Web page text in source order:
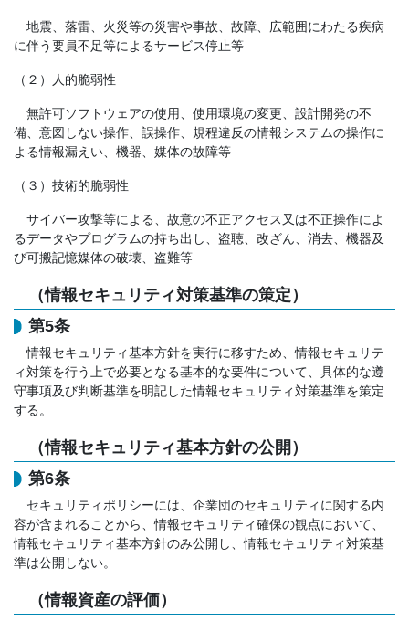
地震、落雷、火災等の災害や事故、故障、広範囲にわたる疾病
に伴う要員不足等によるサービス停止等
（２）人的脆弱性
無許可ソフトウェアの使用、使用環境の変更、設計開発の不
備、意図しない操作、誤操作、規程違反の情報システムの操作に
よる情報漏えい、機器、媒体の故障等
（３）技術的脆弱性
サイバー攻撃等による、故意の不正アクセス又は不正操作によ
るデータやプログラムの持ち出し、盗聴、改ざん、消去、機器及
び可搬記憶媒体の破壊、盗難等
（情報セキュリティ対策基準の策定）
第5条
情報セキュリティ基本方針を実行に移すため、情報セキュリテ
ィ対策を行う上で必要となる基本的な要件について、具体的な遵
守事項及び判断基準を明記した情報セキュリティ対策基準を策定
する。
（情報セキュリティ基本方針の公開）
第6条
セキュリティポリシーには、企業団のセキュリティに関する内
容が含まれることから、情報セキュリティ確保の観点において、
情報セキュリティ基本方針のみ公開し、情報セキュリティ対策基
準は公開しない。
（情報資産の評価）